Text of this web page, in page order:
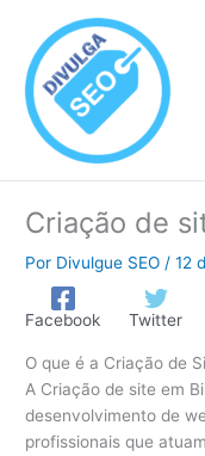
conteúdo
Criação de
Por Divulgue SEO /12
Facebook Twitter
O que é a Criação de
A Criação de site em
desenvolvimento de
profissionais que